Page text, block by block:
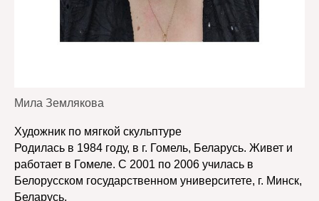
Мила Землякова
Художник по мягкой скульптуре
Родилась в 1984 году, в г. Гомель, Беларусь. Живет и
работает в Гомеле. С 2001 по 2006 училась в
Белорусском государственном университете, г. Минск,
Беларусь.